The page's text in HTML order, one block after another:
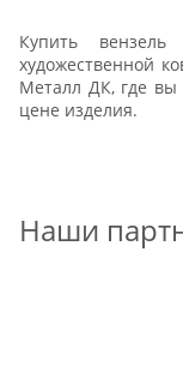
Купить
художественной
Металл ДК, где вы
цене изделия.
Наши